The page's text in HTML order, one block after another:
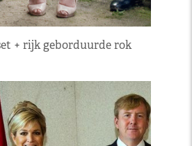
+ rijk geborduurde rok